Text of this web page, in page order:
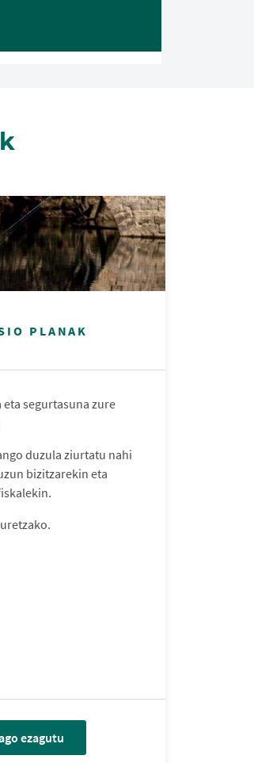
PLANAK
segurtasuna zure
duzula ziurtatu nahi
bizitzarekin eta
ezagutu